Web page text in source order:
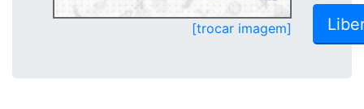
[trocar imagem]